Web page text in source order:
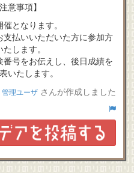
意事項】
となります。
払いいただいた方に参加方
します。
号をお伝えし、後日成績を
いたします。
管理ユーザ さんが作成しました